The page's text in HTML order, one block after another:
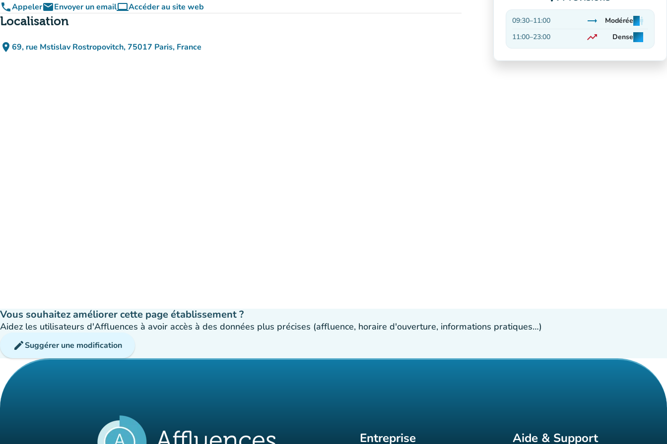
phoneAppeleremailEnvoyer un emailcomputerAccéder au site web
(nouvel onglet)
Localisation
place 69, rue Mstislav Rostropovitch, 75017 Paris, France
(ouvrir dans Google Maps)
(nouvel onglet)
09:30–11:00 trending_flat Modéréeman
man
man
11:00–23:00 trending_up
En hausse
Denseman
man
man
Vous souhaitez améliorer cette page établissement ?
Aidez les utilisateurs d'Affluences à avoir accès à des données plus précises (affluence, horaire d'ouverture, informations pratiques…)
editSuggérer une modification
Entreprise Aide & Support